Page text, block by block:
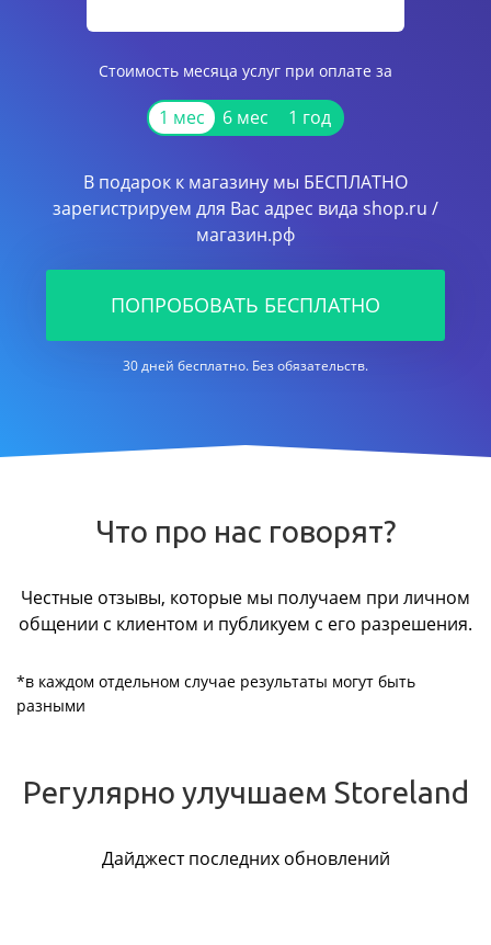
Стоимость месяца услуг при оплате за
1 мес 6 мес 1 год
В подарок к магазину мы БЕСПЛАТНО
зарегистрируем для Вас адрес вида shop.ru /
магазин.рф
ПОПРОБОВАТЬ БЕСПЛАТНО
30 дней бесплатно. Без обязательств.
Что про нас говорят?
Честные отзывы, которые мы получаем при личном
общении с клиентом и публикуем с его разрешения.
*в каждом отдельном случае результаты могут быть
разными
Регулярно улучшаем Storeland
Дайджест последних обновлений